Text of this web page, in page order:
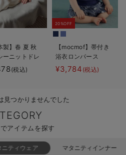
マ
ベビーシューズ・ファーストシューズ・ベビー靴下
ア
要な出産準備品
ム
め！
長く使えるアイテム
お部屋映えアイテム
製】春 夏 秋
ーニットドレ
子セット
(税込)
20%OFF
【mocmof】帯付き
浴衣ロンパース
¥3,784 (税込)
見つかりませんでした
アイテムを探す
ニティウェア マタニティインナー